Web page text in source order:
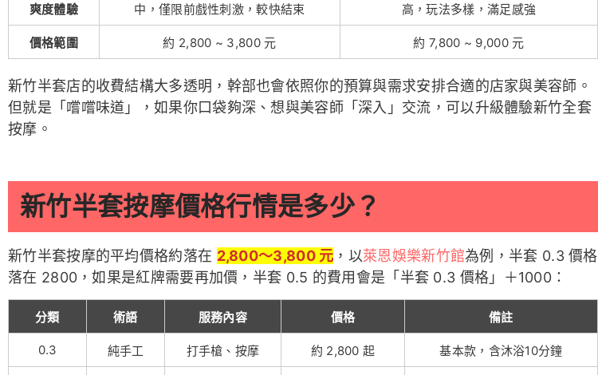
爽度體驗 中，僅限前戲性刺激，較快結束 高，玩法多樣，滿足感強
價格範圍 約 2,800 ~ 3,800 元 約 7,800 ~ 9,000 元
新竹半套店的收費結構大多透明，幹部也會依照你的預算與需求安排合適的店家與美容師。
但就是「嚐嚐味道」，如果你口袋夠深、想與美容師「深入」交流，可以升級體驗新竹全套
按摩。
新竹半套按摩價格行情是多少？
新竹半套按摩的平均價格約落在 2,800～3,800 元 ，以萊恩娛樂新竹館為例，半套 0.3 價格
落在 2800，如果是紅牌需要再加價，半套 0.5 的費用會是「半套 0.3 價格」＋1000：
分類 術語 服務內容 價格 備註
0.3 純手工 打手槍、按摩 約 2,800 起 基本款，含沐浴10分鐘